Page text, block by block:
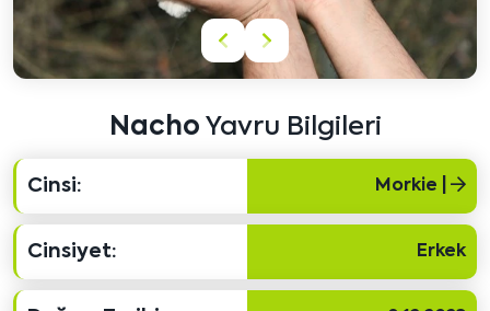
Önceki
içeriği
Sonraki
içeriği
Nacho Yavru Bilgileri
Cinsi: Morkie |
Cinsiyet: Erkek